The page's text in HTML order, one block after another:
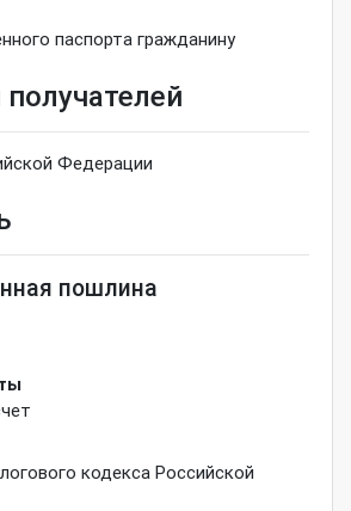
паспорта гражданину
Федерации
пошлина
кодекса Российской